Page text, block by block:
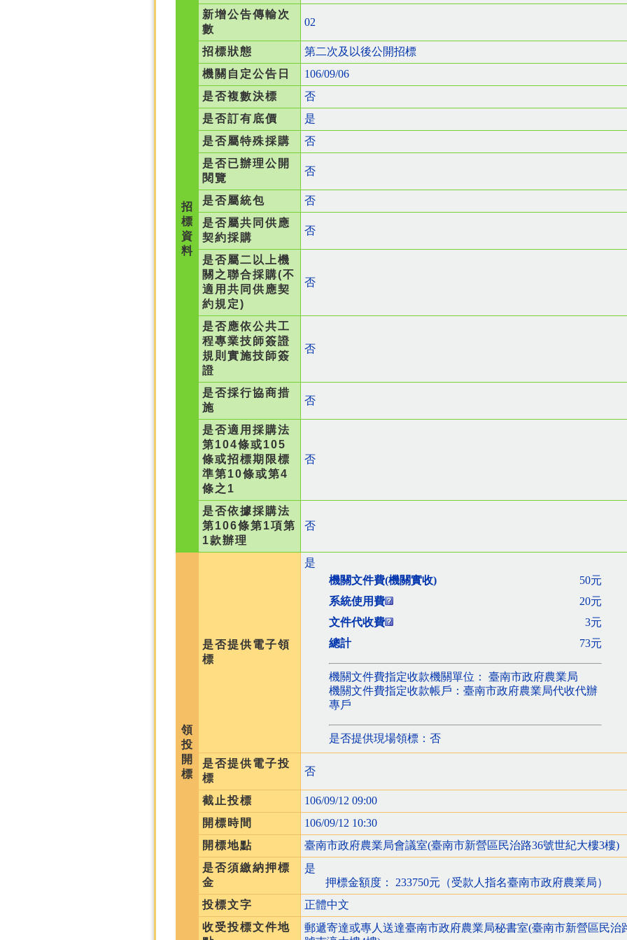
招
標
資
料
新增公告傳輸次
數
02
招標狀態
第二次及以後公開招標
機關自定公告日
106/09/06
是否複數決標
否
是否訂有底價
是
是否屬特殊採購
否
是否已辦理公開
閱覽
否
是否屬統包
否
是否屬共同供應
契約採購
否
是否屬二以上機
關之聯合採購(不
適用共同供應契
約規定)
否
是否應依公共工
程專業技師簽證
規則實施技師簽
證
否
是否採行協商措
施
否
是否適用採購法
第104條或105
條或招標期限標
準第10條或第4
條之1
否
是否依據採購法
第106條第1項第
1款辦理
否
領
投
開
標
是否提供電子領
標
是
機關文件費(機關實收)
50元
系統使用費
20元
文件代收費
3元
總計
73元
機關文件費指定收款機關單位： 臺南市政府農業局
機關文件費指定收款帳戶：臺南市政府農業局代收代辦
專戶
是否提供現場領標：否
是否提供電子投
標
否
截止投標
106/09/12 09:00
開標時間
106/09/12 10:30
開標地點
臺南市政府農業局會議室(臺南市新營區民治路36號世紀大樓3樓)
是否須繳納押標
金
是
押標金額度： 233750元（受款人指名臺南市政府農業局）
投標文字
正體中文
收受投標文件地
郵遞寄達或專人送達臺南市政府農業局秘書室(臺南市新營區民治